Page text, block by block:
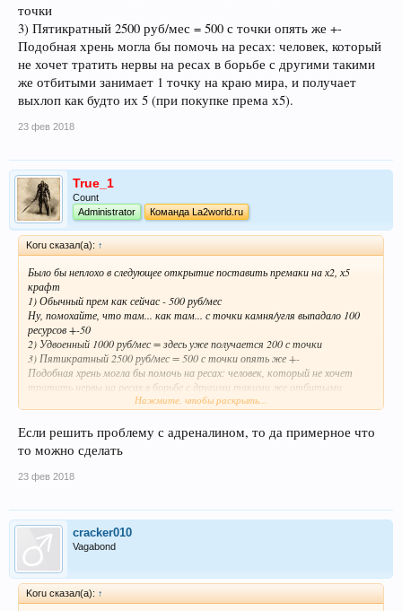
точки
3) Пятикратный 2500 руб/мес = 500 с точки опять же +-
Подобная хрень могла бы помочь на ресах: человек, который
не хочет тратить нервы на ресах в борьбе с другими такими
же отбитыми занимает 1 точку на краю мира, и получает
выхлоп как будто их 5 (при покупке према х5).
23 фев 2018
True_1
Count
Administrator
Команда La2world.ru
Koru сказал(а): ↑
Было бы неплохо в следующее открытие поставить премаки на х2, х5
крафт
1) Обычный прем как сейчас - 500 руб/мес
Ну, помохайте, что там... как там... с точки камня/угля выпадало 100
ресурсов +-50
2) Удвоенный 1000 руб/мес = здесь уже получается 200 с точки
3) Пятикратный 2500 руб/мес = 500 с точки опять же +-
Подобная хрень могла бы помочь на ресах: человек, который не хочет
тратить нервы на ресах в борьбе с другими такими же отбитыми
занимает 1 точку на краю мира, и получает выхлоп как будто их 5 (при
Нажмите, чтобы раскрыть...
Если решить проблему с адреналином, то да примерное что
то можно сделать
23 фев 2018
cracker010
Vagabond
Koru сказал(а): ↑